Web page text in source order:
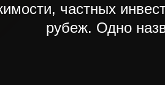
частных
рубеж. Одно